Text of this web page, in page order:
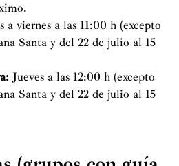
a viernes a las 11:00 h (excepto
Santa y del 22 de julio al 15
Jueves a las 12:00 h (excepto
Santa y del 22 de julio al 15